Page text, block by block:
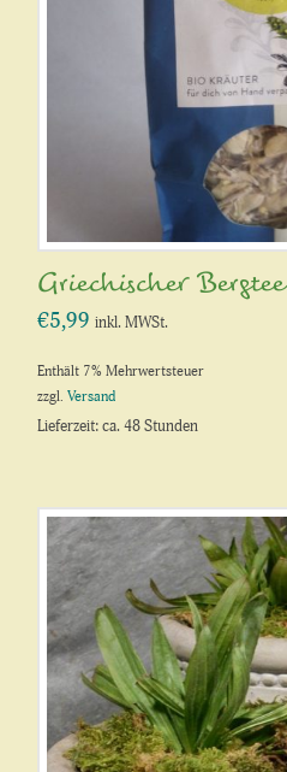
Griechischer Bergtee
€5,99 inkl. MWSt.
Enthält 7% Mehrwertsteuer
zzgl.Versand
Lieferzeit: ca. 48 Stunden